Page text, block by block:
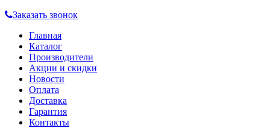
Заказать звонок
Главная
Каталог
Производители
Акции и скидки
Новости
Оплата
Доставка
Гарантия
Контакты